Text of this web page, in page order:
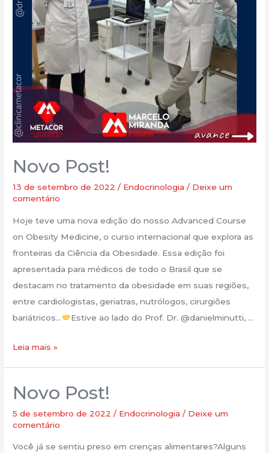
Novo Post!
13 de setembro de 2022/ Endocrinologia / Deixe um
comentário
Hoje teve uma nova edição do nosso Advanced Course
on Obesity Medicine, o curso internacional que explora as
fronteiras da Ciência da Obesidade. Essa edição foi
apresentada para médicos de todo o Brasil que se
destacam no tratamento da obesidade em suas regiões,
entre cardiologistas, geriatras, nutrólogos, cirurgiões
bariátricos…
Estive ao lado do Prof. Dr. @danielminutti, …
Leia mais »
Novo Post!
5 de setembro de 2022/ Endocrinologia / Deixe um
comentário
Você já se sentiu preso em crenças alimentares?Alguns
Novo